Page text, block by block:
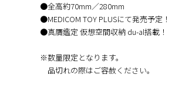
●全高約70mm／280mm
●MEDICOM TOY PLUSにて発売予定！
●真贋鑑定 仮想空間収納 du-al搭載！
※数量限定となります。
品切れの際はご容赦ください。